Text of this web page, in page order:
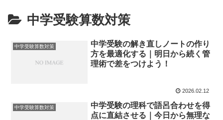
中学受験算数対策
中学受験算数対策
中学受験の解き直しノートの作り
方を最適化する｜明日から続く管
理術で差をつけよう！
2026.02.12
中学受験算数対策
中学受験の理科で語呂合わせを得
点に直結させる｜今日から無理な